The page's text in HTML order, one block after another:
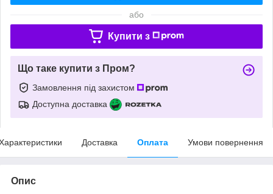
або
Купити з
Що таке купити з Пром?
Замовлення під захистом
Доступна доставка
Доставка Оплата Умови повернення
Опис